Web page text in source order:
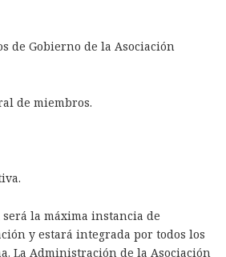
de Gobierno de la Asociación
de miembros.
la máxima instancia de
y estará integrada por todos los
La Administración de la Asociación